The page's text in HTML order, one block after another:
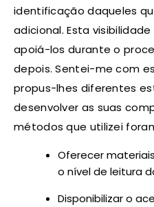
identificação daqueles
adicional. Esta
apoiá-los durante o
depois. Sentei-me com
propus-lhes diferentes
desenvolver as suas
métodos que utilizei
Oferecer
o nível de leitura
Disponibilizar o